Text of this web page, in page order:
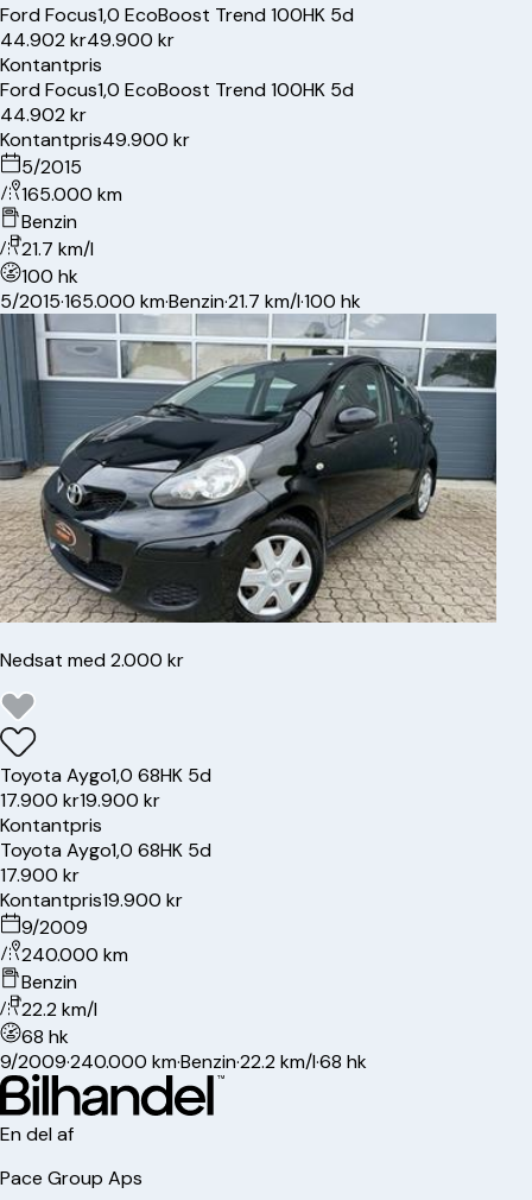
FordFocus1,0 EcoBoost Trend 100HK 5d
44.902 kr49.900 kr
Kontantpris
FordFocus1,0 EcoBoost Trend 100HK 5d
44.902 kr
Kontantpris49.900 kr
5/2015
165.000 km
Benzin
21.7 km/l
100 hk
5/2015·165.000 km·Benzin·21.7 km/l·100 hk
Nedsat med 2.000 kr
ToyotaAygo1,0 68HK 5d
17.900 kr19.900 kr
Kontantpris
ToyotaAygo1,0 68HK 5d
17.900 kr
Kontantpris19.900 kr
9/2009
240.000 km
Benzin
22.2 km/l
68 hk
9/2009·240.000 km·Benzin·22.2 km/l·68 hk
En del af
Pace Group Aps